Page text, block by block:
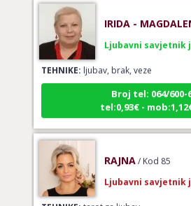
Ljubavni savjetnik
TEHNIKE:ljubav, brak, veze
Broj tel: 064/600-
tel:0,93€ -
Ljubavni savjetnik
TEHNIKE:tarot za ljubav